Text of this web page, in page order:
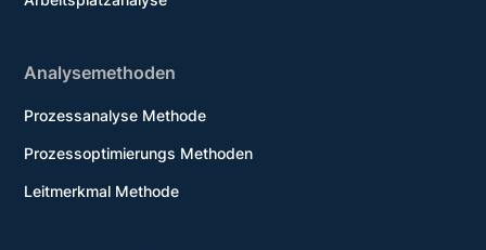
Analysemethoden
Prozessanalyse Methode
Prozessoptimierungs Methoden
Leitmerkmal Methode